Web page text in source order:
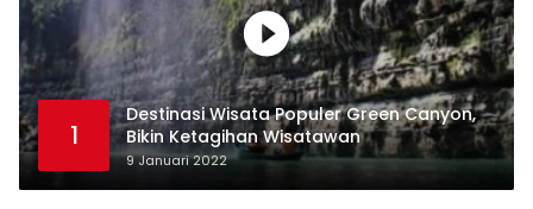
1
Destinasi Wisata Populer Green Canyon,
Bikin Ketagihan Wisatawan
9 Januari 2022